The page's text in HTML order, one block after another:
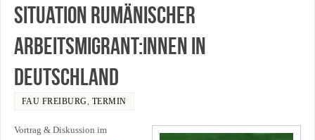
Situation rumänischer
Arbeitsmigrant:innen in
Deutschland
FAU FREIBURG, TERMIN
Vortrag & Diskussion im